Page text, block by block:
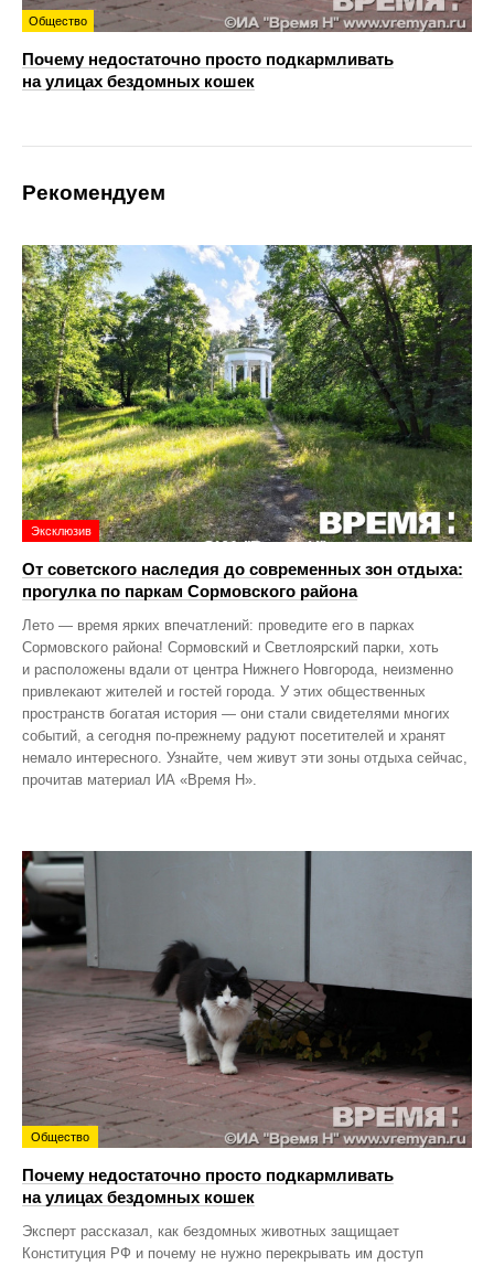
Общество
Почему недостаточно просто подкармливать
на улицах бездомных кошек
Рекомендуем
Эксклюзив
От советского наследия до современных зон отдыха:
прогулка по паркам Сормовского района
Лето — время ярких впечатлений: проведите его в парках
Сормовского района! Сормовский и Светлоярский парки, хоть
и расположены вдали от центра Нижнего Новгорода, неизменно
привлекают жителей и гостей города. У этих общественных
пространств богатая история — они стали свидетелями многих
событий, а сегодня по‑прежнему радуют посетителей и хранят
немало интересного. Узнайте, чем живут эти зоны отдыха сейчас,
прочитав материал ИА «Время Н».
Общество
Почему недостаточно просто подкармливать
на улицах бездомных кошек
Эксперт рассказал, как бездомных животных защищает
Конституция РФ и почему не нужно перекрывать им доступ